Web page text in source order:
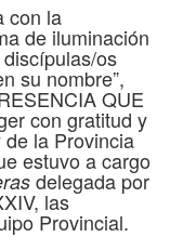
con la
de iluminación
os
su nombre”,
QUE
con gratitud y
la Provincia
estuvo a cargo
delegada por
las
Provincial.